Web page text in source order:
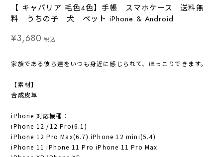
【 キャバリア 毛色4色】手帳 スマホケース 送料無
料 うちの子 犬 ペット iPhone & Android
¥3,680 税込
家族である彼ら達をいつも身近に感じられて、ほっこりできます。
【素材】
合成皮革
iPhone 対応機種：
iPhone 12 /12 Pro(6.1)
iPhone 12 Pro Max(6.7) iPhone 12 mini(5.4)
iPhone 11 iPhone 11 Pro iPhone 11 Pro Max